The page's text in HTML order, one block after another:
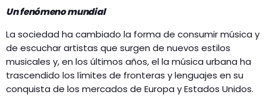
Un fenómeno mundial
La sociedad ha cambiado la forma de consumir música y
de escuchar artistas que surgen de nuevos estilos
musicales y, en los últimos años, el la música urbana ha
trascendido los límites de fronteras y lenguajes en su
conquista de los mercados de Europa y Estados Unidos.